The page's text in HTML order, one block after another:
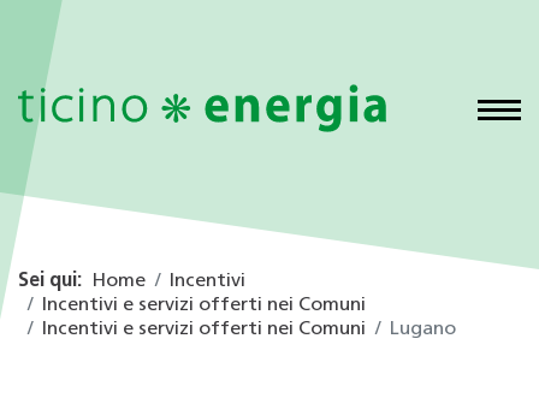
Sei qui: Home
Incentivi
Incentivi e servizi offerti nei Comuni
Incentivi e servizi offerti nei Comuni
Lugano